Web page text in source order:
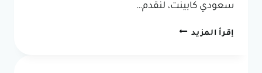
سعودي كابينت، لنقدم…
إقرأ المزيد تفصيل